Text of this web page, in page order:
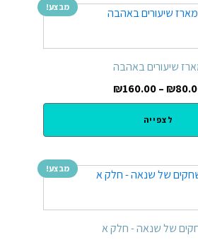
מבצע!
שיעורים באהבה
₪
–
₪160.00
לצפייה
מבצע!
של שנאה - חלק א